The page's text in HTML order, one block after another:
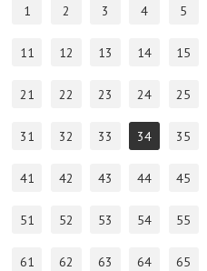
1 2 3 4 5
11 12 13 14 15
21 22 23 24 25
31 32 33 34 35
41 42 43 44 45
51 52 53 54 55
61 62 63 64 65